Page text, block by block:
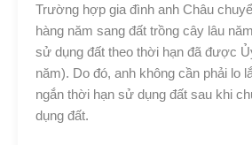
Trường hợp gia đình anh Châu
hàng năm sang đất trồng cây lâu
sử dụng đất theo thời hạn đã được
năm). Do đó, anh không cần phải lo
ngắn thời hạn sử dụng đất sau khi
dụng đất.